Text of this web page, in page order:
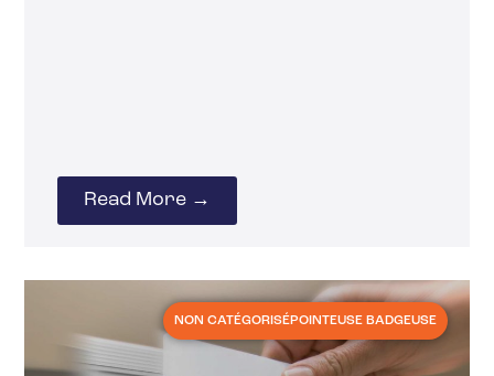
Read More →
NON CATÉGORISÉPOINTEUSE BADGEUSE